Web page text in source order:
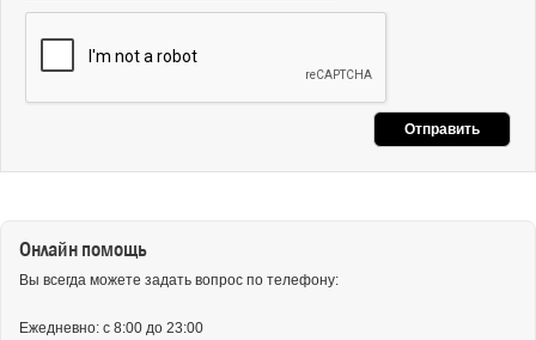
Онлайн помощь
Вы всегда можете задать вопрос по телефону:
Ежедневно: с 8:00 до 23:00